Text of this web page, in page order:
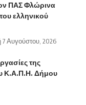
ΠΑΣ Φλώρινα
ελληνικού
Αυγούστου, 2026
της
Κ.Α.Π.Η. Δήμου